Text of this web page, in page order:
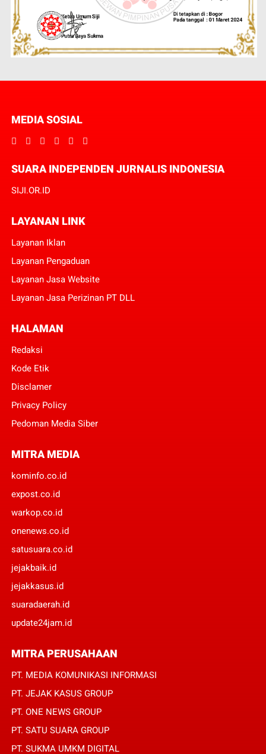
MEDIA SOSIAL
SUARA INDEPENDEN JURNALIS INDONESIA
SIJI.OR.ID
LAYANAN LINK
Layanan Iklan
Layanan Pengaduan
Layanan Jasa Website
Layanan Jasa Perizinan PT DLL
HALAMAN
Redaksi
Kode Etik
Disclamer
Privacy Policy
Pedoman Media Siber
MITRA MEDIA
kominfo.co.id
expost.co.id
warkop.co.id
onenews.co.id
satusuara.co.id
jejakbaik.id
jejakkasus.id
suaradaerah.id
update24jam.id
MITRA PERUSAHAAN
PT. MEDIA KOMUNIKASI INFORMASI
PT. JEJAK KASUS GROUP
PT. ONE NEWS GROUP
PT. SATU SUARA GROUP
PT. SUKMA UMKM DIGITAL